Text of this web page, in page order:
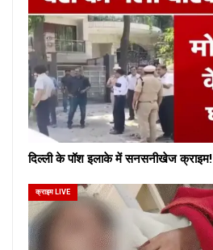
दिल्ली के पॉश इलाके में सनसनीखेज क्राइम!
क्राइम LIVE